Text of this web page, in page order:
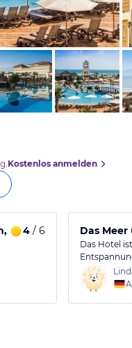
Kostenlos anmelden
aber der Service war
4 / 6 Das
Das Hotel